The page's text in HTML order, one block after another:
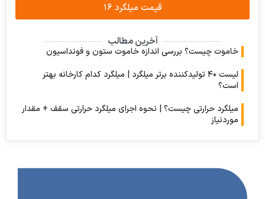
قیمت میلگرد ۱۶
آخرین مطالب
چیست؟ بررسی اندازه خاموت ستون و فونداسیون
لیست ۴۰ تولیدکننده برتر میلگرد | میلگرد کدام کارخانه بهتر
حرارتی چیست؟ | نحوه اجرای میلگرد حرارتی سقف + مقدار